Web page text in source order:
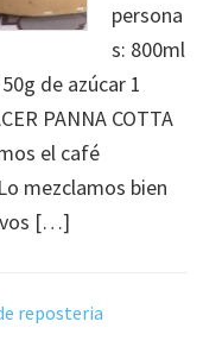
persona
s: 800ml
de azúcar 1
PANNA COTTA
el café
mezclamos bien
[…]
reposteria